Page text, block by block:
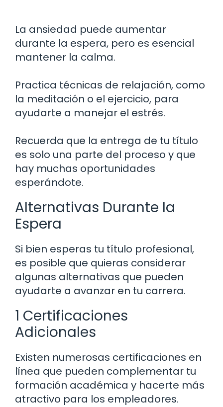
La ansiedad puede aumentar
durante la espera, pero es esencial
mantener la calma.
Practica técnicas de relajación, como
la meditación o el ejercicio, para
ayudarte a manejar el estrés.
Recuerda que la entrega de tu título
es solo una parte del proceso y que
hay muchas oportunidades
esperándote.
Alternativas Durante la
Espera
Si bien esperas tu título profesional,
es posible que quieras considerar
algunas alternativas que pueden
ayudarte a avanzar en tu carrera.
1 Certificaciones
Adicionales
Existen numerosas certificaciones en
línea que pueden complementar tu
formación académica y hacerte más
atractivo para los empleadores.